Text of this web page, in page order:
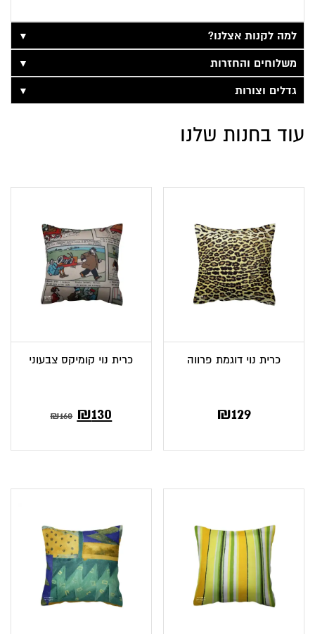
למה לקנות אצלנו?
▼
משלוחים והחזרות
▼
גדלים וצורות
▼
עוד בחנות שלנו
כרית נוי דוגמת פרווה
₪129
כרית נוי קומיקס צבעוני
₪160 המחיר
₪160.
₪130
₪130.